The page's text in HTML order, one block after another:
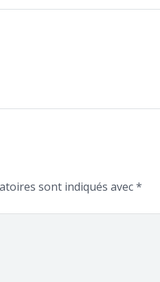
sont indiqués avec*